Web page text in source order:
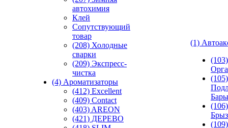
автохимия
Клей
Сопутствующий
товар
(208) Холодные
сварки
(209) Экспреcс-
чистка
(4) Ароматизаторы
(412) Excellent
(409) Contact
(403) AREON
(421) ДЕРЕВО
(1)
(105)
Бары
(106)